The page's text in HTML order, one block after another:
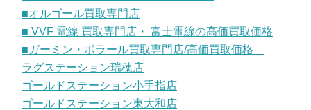
■オルゴール買取専門店
■ VVF 電線 買取専門店・ 富士電線の高価買取価格
■ガーミン・ポラール買取専門店/高価買取価格
ラグステーション瑞穂店
ゴールドステーション小手指店
ゴールドステーション東大和店